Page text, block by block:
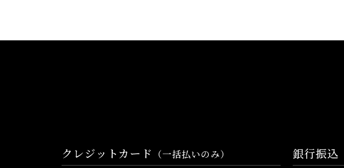
クレジットカード
（一括払いのみ）
銀行振込